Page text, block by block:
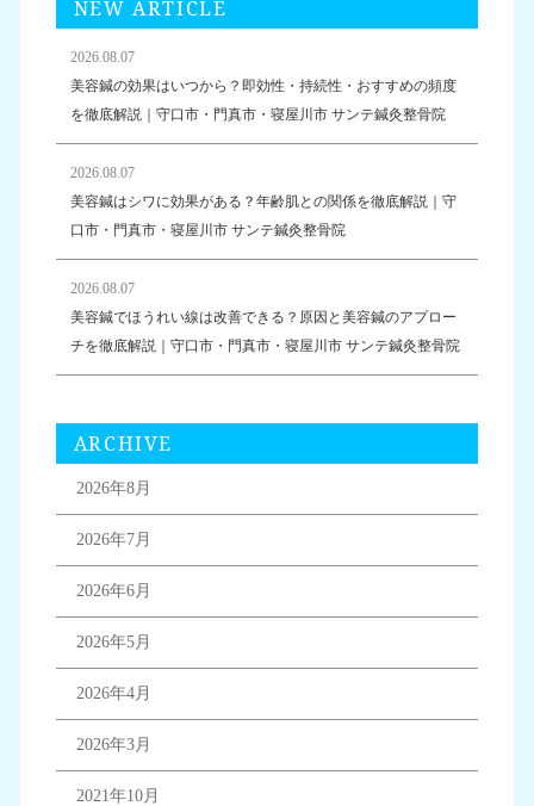
NEW ARTICLE
2026.08.07
美容鍼の効果はいつから？即効性・持続性・おすすめの頻度
を徹底解説｜守口市・門真市・寝屋川市 サンテ鍼灸整骨院
2026.08.07
美容鍼はシワに効果がある？年齢肌との関係を徹底解説｜守
口市・門真市・寝屋川市 サンテ鍼灸整骨院
2026.08.07
美容鍼でほうれい線は改善できる？原因と美容鍼のアプロー
チを徹底解説｜守口市・門真市・寝屋川市 サンテ鍼灸整骨院
ARCHIVE
2026年8月
2026年7月
2026年6月
2026年5月
2026年4月
2026年3月
2021年10月